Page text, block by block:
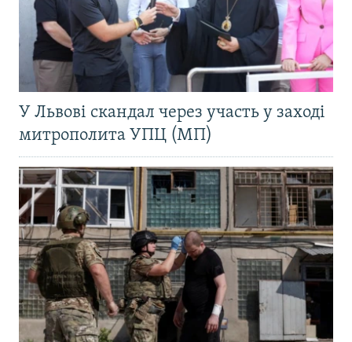
У Львові скандал через участь у заході
митрополита УПЦ (МП)